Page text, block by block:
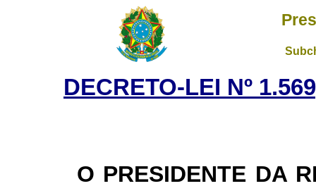
DECRETO-LEI Nº
O PRESIDENTE DA